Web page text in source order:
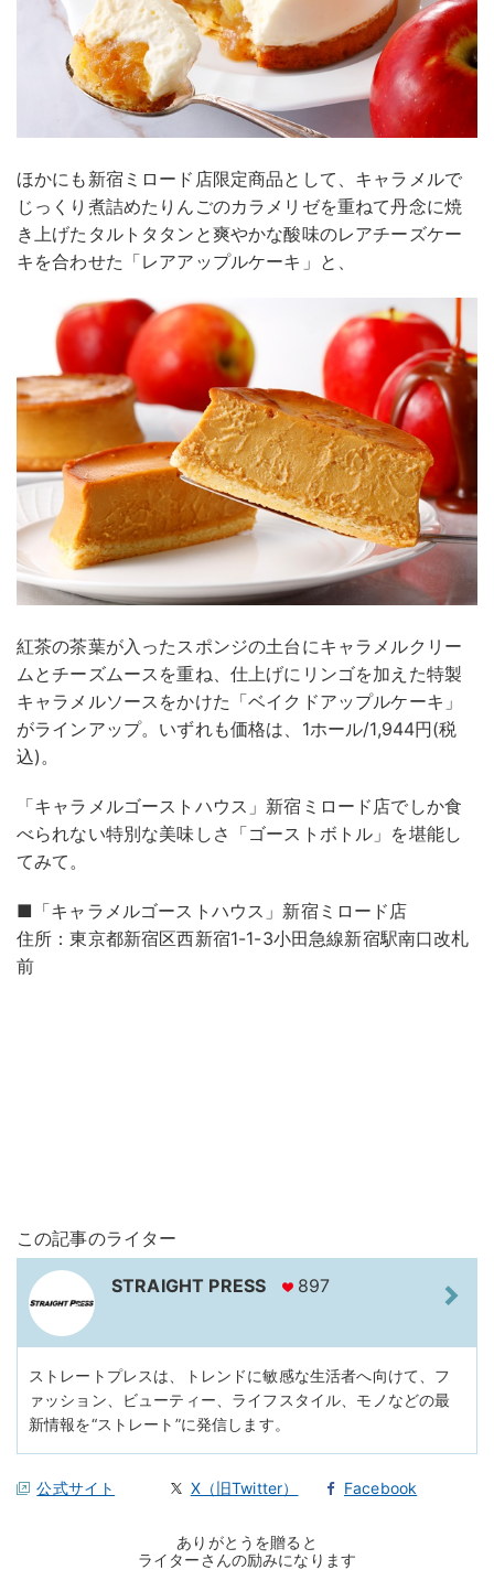
ほかにも新宿ミロード店限定商品として、キャラメルで
じっくり煮詰めたりんごのカラメリゼを重ねて丹念に焼
き上げたタルトタタンと爽やかな酸味のレアチーズケー
キを合わせた「レアアップルケーキ」と、
紅茶の茶葉が入ったスポンジの土台にキャラメルクリー
ムとチーズムースを重ね、仕上げにリンゴを加えた特製
キャラメルソースをかけた「ベイクドアップルケーキ」
がラインアップ。いずれも価格は、1ホール/1,944円(税
込)。
「キャラメルゴーストハウス」新宿ミロード店でしか食
べられない特別な美味しさ「ゴーストボトル」を堪能し
てみて。
■「キャラメルゴーストハウス」新宿ミロード店
住所：東京都新宿区西新宿1-1-3小田急線新宿駅南口改札
前
この記事のライター
STRAIGHT PRESS 897
ストレートプレスは、トレンドに敏感な生活者へ向けて、フ
ァッション、ビューティー、ライフスタイル、モノなどの最
新情報を“ストレート”に発信します。
公式サイト X（旧Twitter） Facebook
ありがとうを贈ると
ライターさんの励みになります